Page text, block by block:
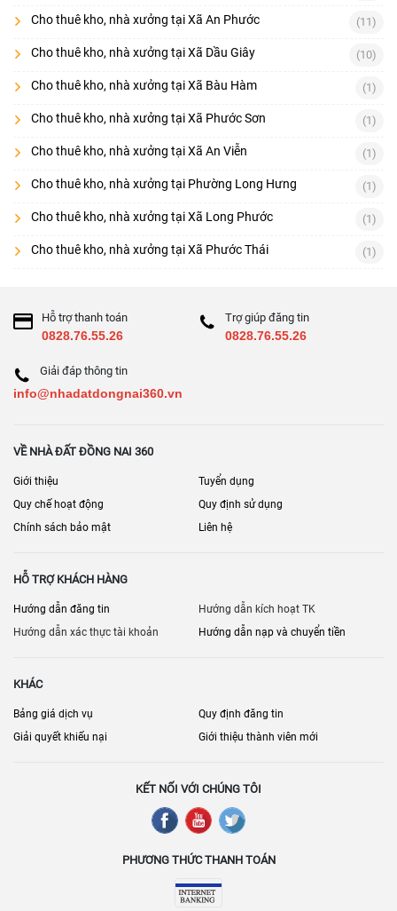
Cho thuê kho, nhà xưởng tại Xã An Phước (11)
Cho thuê kho, nhà xưởng tại Xã Dầu Giây (10)
Cho thuê kho, nhà xưởng tại Xã Bàu Hàm (1)
Cho thuê kho, nhà xưởng tại Xã Phước Sơn (1)
Cho thuê kho, nhà xưởng tại Xã An Viễn (1)
Cho thuê kho, nhà xưởng tại Phường Long Hưng (1)
Cho thuê kho, nhà xưởng tại Xã Long Phước (1)
Cho thuê kho, nhà xưởng tại Xã Phước Thái (1)
Hỗ trợ thanh toán
0828.76.55.26
Trợ giúp đăng tin
0828.76.55.26
Giải đáp thông tin
info@nhadatdongnai360.vn
VỀ NHÀ ĐẤT ĐỒNG NAI 360
Giới thiệu
Tuyển dụng
Quy chế hoạt động
Quy định sử dụng
Chính sách bảo mật
Liên hệ
HỖ TRỢ KHÁCH HÀNG
Hướng dẫn đăng tin
Hướng dẫn kích hoạt TK
Hướng dẫn xác thực tài khoản
Hướng dẫn nạp và chuyển tiền
KHÁC
Bảng giá dịch vụ
Quy định đăng tin
Giải quyết khiếu nại
Giới thiệu thành viên mới
KẾT NỐI VỚI CHÚNG TÔI
PHƯƠNG THỨC THANH TOÁN